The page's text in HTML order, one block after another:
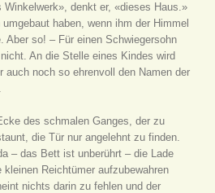
denkt er, «dieses Haus.»
haben, wenn ihm der Himmel
Aber so! – Für einen Schwiegersohn
An die Stelle eines Kindes wird
auch noch so ehrenvoll den Namen der
des schmalen Ganges, der zu
die Tür nur angelehnt zu finden.
– das Bett ist unberührt – die Lade
Reichtümer aufzubewahren
nichts darin zu fehlen und der